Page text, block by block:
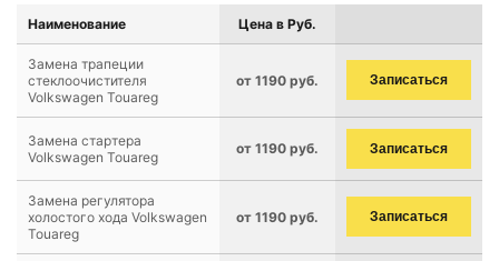
Наименование Цена в Руб.
Замена трапеции
стеклоочистителя
Volkswagen Touareg
от 1190 руб. Записаться
Замена стартера
Volkswagen Touareg
от 1190 руб. Записаться
Замена регулятора
холостого хода Volkswagen
Touareg
от 1190 руб. Записаться